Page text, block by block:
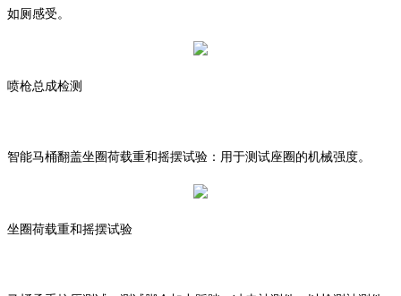
如厕感受。
喷枪总成检测
智能马桶翻盖坐圈荷载重和摇摆试验：用于测试座圈的机械强度。
坐圈荷载重和摇摆试验